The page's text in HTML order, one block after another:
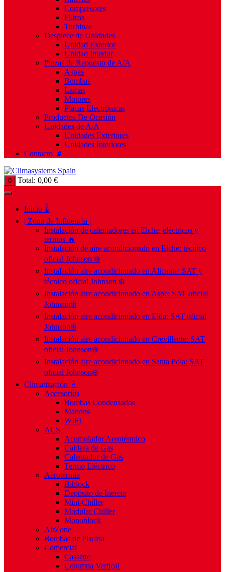
Compresores
Filtros
Turbinas
Despiece de Unidades
Unidad Exterior
Unidad Interior
Piezas de Repuesto de A/A
Aspas
Bombas
Lamas
Motores
Placas Electrónicas
Productos De Ocasión
Unidades de A/A
Unidades Exteriores
Unidades Interiores
Contacto 📡
0 Total: 0,00 €
Inicio 🌡️
| Zona de Influencia |
Instalación de calentadores en Elche: eléctricos y
termos 🔥
Instalación de aire acondicionado en Elche: técnico
oficial Johnson ❄️
Instalación aire acondicionado en Alicante: SAT y
técnico oficial Johnson ❄️
Instalación aire acondicionado en Aspe: SAT oficial
Johnson❄️
Instalación aire acondicionado en Elda: SAT oficial
Johnson❄️
Instalación aire acondicionado en Crevillente: SAT
oficial Johnson❄️
Instalación aire acondicionado en Santa Pola: SAT
oficial Johnson❄️
Climatización 💧
Accesorios
Bombas Condensados
Mandos
WIFI
ACS
Acumulador Aerotérmico
Caldera de Gas
Calentador de Gas
Termo Eléctrico
Aerotermia
Biblock
Depósito de Inercia
Mini-Chiller
Modular Chiller
Monoblock
AirZone
Bombas de Piscina
Comercial
Cassette
Columna Vertical